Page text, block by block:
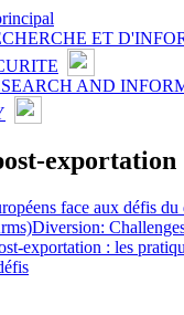
ET
AND
exportation
face aux défis du
exportation : les